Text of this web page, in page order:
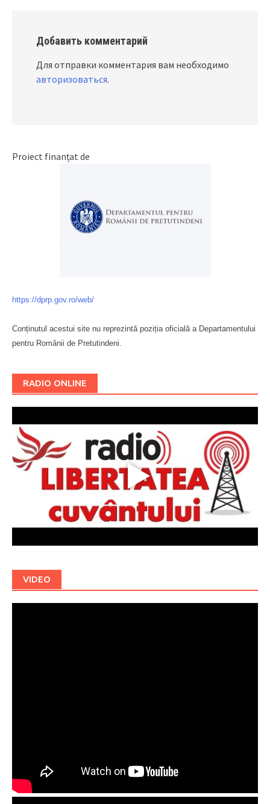
Добавить комментарий
Для отправки комментария вам необходимо
авторизоваться.
Proiect finanțat de
https://dprp.gov.ro/web/
Conținutul acestui site nu reprezintă poziția oficială a Departamentului
pentru Românii de Pretutindeni.
RADIO ONLINE
VIDEO